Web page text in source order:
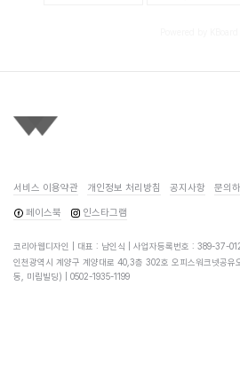
서비스 이용약관 개인정보 처리방침 공지사항 문의
페이스북 인스타그램
코리아웹디자인 | 대표 : 남인식 | 사업자등록번호 : 389-37-
인천광역시 계양구 계양대로 40,3층 302호 오피스워크넷공유
동, 미림빌딩) | 0502-1935-1199